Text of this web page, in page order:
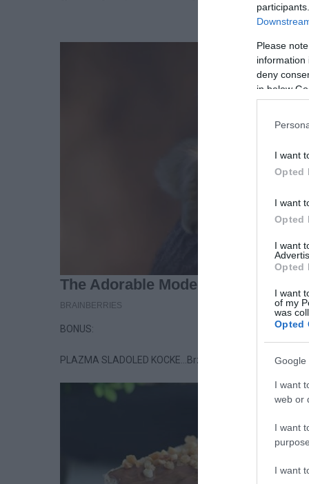
Please
information
deny
in below
I want
Opted
I want
Opted
I want
Opted
I want
of my
was
Opted
Google
I want
web or
I want
I want
BONUS:
PLAZMA SLADOLED KOCKE…Brzo, jednostavno i